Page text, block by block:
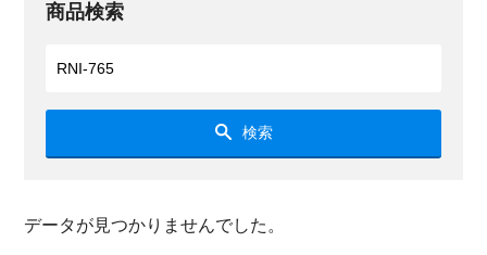
商品検索
検索
データが見つかりませんでした。